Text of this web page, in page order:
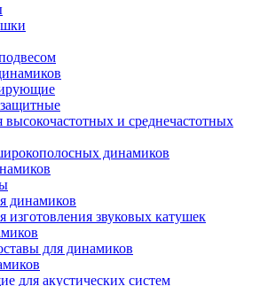
и среднечастотных
динамиков
динамиков
изготовления звуковых катушек
для динамиков
для акустических систем